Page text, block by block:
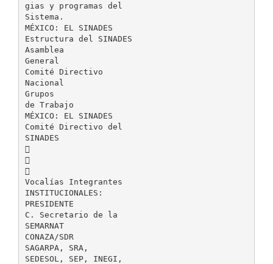
gias y programas del
Sistema.
MÉXICO: EL SINADES
Estructura del SINADES
Asamblea
General
Comité Directivo
Nacional
Grupos
de Trabajo
MÉXICO: EL SINADES
Comité Directivo del
SINADES



Vocalías Integrantes
INSTITUCIONALES:
PRESIDENTE
C. Secretario de la
SEMARNAT
CONAZA/SDR
SAGARPA, SRA,
SEDESOL, SEP, INEGI,